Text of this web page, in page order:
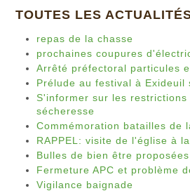
TOUTES LES
repas de la chasse
prochaines coupures
Arrêté préfectoral particules
Prélude au festival à Exideuil
S'informer sur les
sécheresse
Commémoration batailles de
RAPPEL: visite de l'église à
Bulles de bien être
Fermeture APC et problème
Vigilance baignade